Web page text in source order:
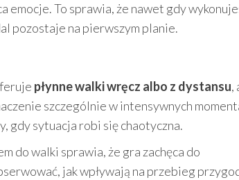
To sprawia, że nawet gdy
pozostaje na pierwszym planie.
płynne walki wręcz albo z dystansu,
szczególnie w intensywnych
gdy sytuacja robi się chaotyczna.
do walki sprawia, że gra zachęca do
jak wpływają na przebieg